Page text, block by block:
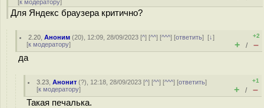
[к модератору]
Для Яндекс браузера критично?
2.20 ,Аноним (20), 12:09, 28/09/2023 [^] [^^] [^^^] [ответить][↓]
[к модератору]
+2
+ / –
да
3.23 ,Анонит (?), 12:18, 28/09/2023 [^] [^^] [^^^] [ответить]
[к модератору]
+1
+ / –
Такая печалька.